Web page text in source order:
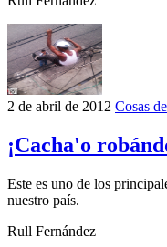
2 de abril de 2012 Cosas
¡Cacha'o
Este es uno de los
nuestro país.
Rull Fernández